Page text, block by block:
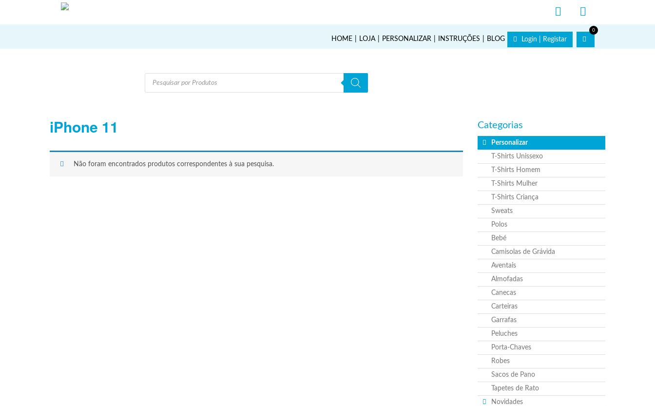
Login | Registar
0
HOME LOJA PERSONALIZAR INSTRUÇÕES BLOG
Products
search
iPhone 11
Não foram encontrados produtos correspondentes à sua pesquisa.
Categorias
Personalizar
T-Shirts Unissexo
T-Shirts Homem
T-Shirts Mulher
T-Shirts Criança
Sweats
Polos
Bebé
Camisolas de Grávida
Aventais
Almofadas
Canecas
Carteiras
Garrafas
Peluches
Porta-Chaves
Robes
Sacos de Pano
Tapetes de Rato
Novidades